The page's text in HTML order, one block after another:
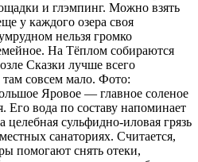
и глэмпинг. Можно взять
у каждого озера своя
нельзя громко
На Тёплом собираются
Сказки лучше всего
совсем мало. Фото:
Яровое — главное соленое
Его вода по составу напоминает
сульфидно-иловая грязь
санаториях. Считается,
помогают снять отеки,